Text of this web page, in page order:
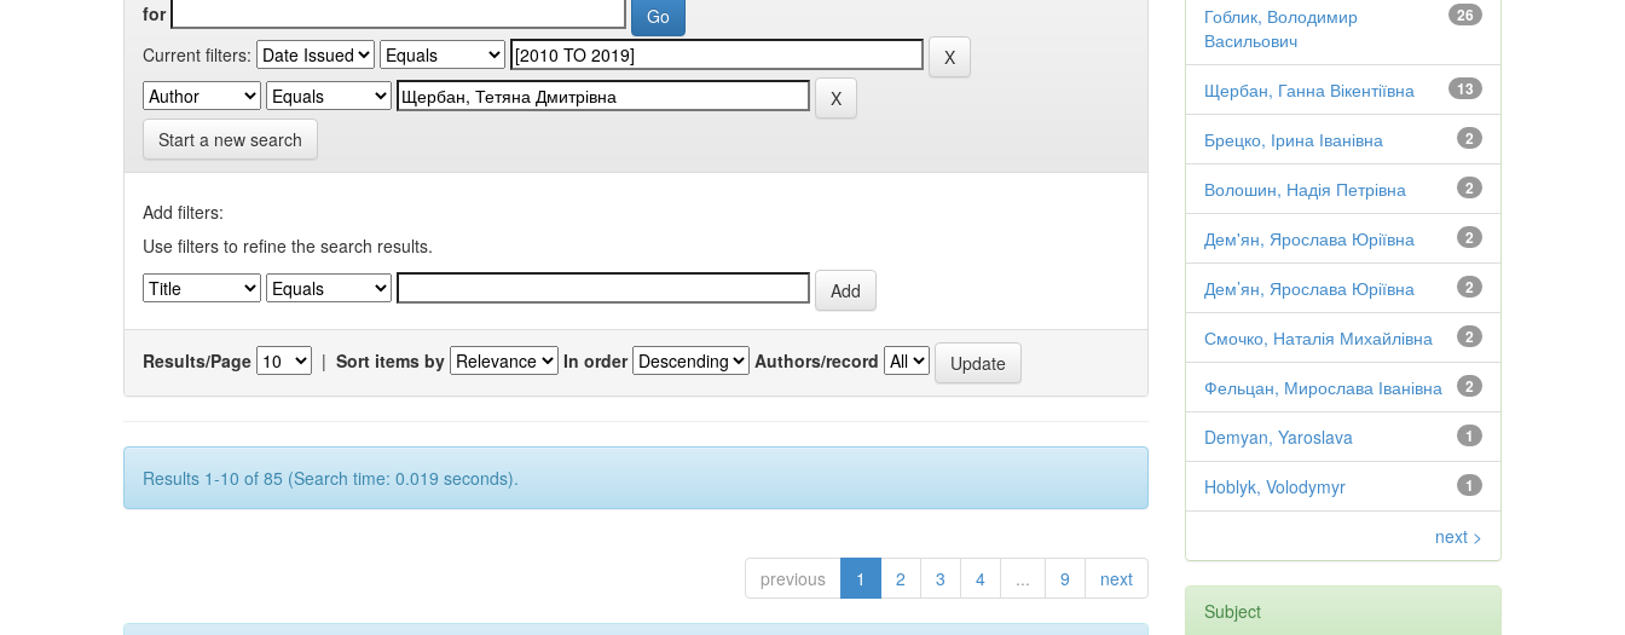
for
Current filters:
Start a new search
Add filters:
Use filters to refine the search results.
Results/Page | Sort items by In order Authors/record
Results 1-10 of 85 (Search time: 0.019 seconds).
previous 1 2 3 4 ... 9 next
26
Гоблик, Володимир
Васильович
13
Щербан, Ганна Вікентіївна
2
Брецко, Ірина Іванівна
2
Волошин, Надія Петрівна
2
Дем'ян, Ярослава Юріївна
2
Дем’ян, Ярослава Юріївна
2
Смочко, Наталія Михайлівна
2
Фельцан, Мирослава Іванівна
1
Demyan, Yaroslava
1
Hoblyk, Volodymyr
next >
Subject